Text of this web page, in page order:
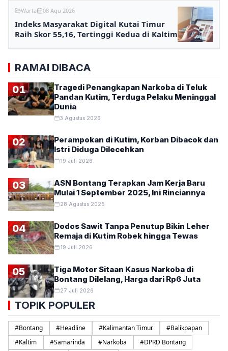
Warta 08 Agu 2026
Indeks Masyarakat Digital Kutai Timur
Raih Skor 55,16, Tertinggi Kedua di Kaltim
RAMAI DIBACA
01
Tragedi Penangkapan Narkoba di Teluk
Pandan Kutim, Terduga Pelaku Meninggal
Dunia
3 Agustus 2026
02
Perampokan di Kutim, Korban Dibacok dan
Istri Diduga Dilecehkan
19 Juli 2026
03
ASN Bontang Terapkan Jam Kerja Baru
Mulai 1 September 2025, Ini Rinciannya
28 Agustus 2025
04
Dodos Sawit Tanpa Penutup Bikin Leher
Remaja di Kutim Robek hingga Tewas
19 Juli 2026
05
Tiga Motor Sitaan Kasus Narkoba di
Bontang Dilelang, Harga dari Rp6 Juta
27 Juli 2026
TOPIK POPULER
#Bontang #Headline #Kalimantan Timur #Balikpapan
#Kaltim #Samarinda #Narkoba #DPRD Bontang